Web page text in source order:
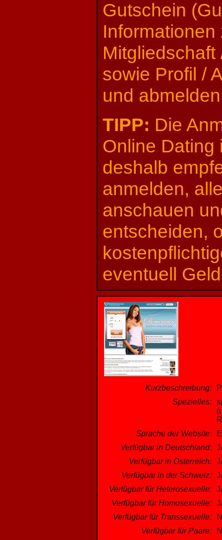
Gutschein
sowie Profil /
und
TIPP: Die
Online Dating
deshalb
anmelden,
anschauen
entscheiden,
eventuell
Kurzbeschreibung:
Spezielles:
Sprache der Website:
Verfügbar in Deutschland:
Verfügbar in Österreich:
Verfügbar in der Schweiz:
Verfügbar für Heterosexuelle:
Verfügbar für Homosexuelle:
Verfügbar für Transsexuelle:
Verfügbar für Paare: